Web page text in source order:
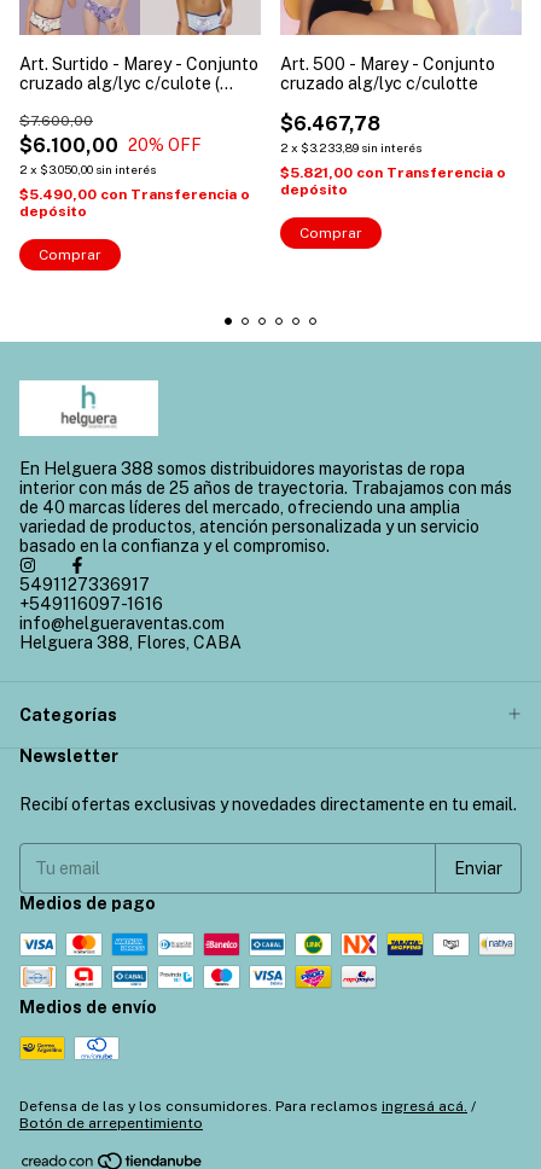
Art. Surtido - Marey - Conjunto
cruzado alg/lyc c/culote (
$6.100,00
$7.600,00
20% OFF
2 x $3.050,00 sin interés
$5.490,00 con Transferencia o
depósito
Comprar
Art. 500 - Marey - Conjunto
cruzado alg/lyc c/culotte
$6.467,78
2 x $3.233,89 sin interés
$5.821,00 con Transferencia o
depósito
Comprar
En Helguera 388 somos distribuidores mayoristas de ropa
interior con más de 25 años de trayectoria. Trabajamos con más
de 40 marcas líderes del mercado, ofreciendo una amplia
variedad de productos, atención personalizada y un servicio
basado en la confianza y el compromiso.
5491127336917
+549116097-1616
info@helgueraventas.com
Helguera 388, Flores, CABA
Categorías
Newsletter
Recibí ofertas exclusivas y novedades directamente en tu email.
Medios de pago
Medios de envío
Defensa de las y los consumidores. Para reclamos ingresá acá. /
Botón de arrepentimiento